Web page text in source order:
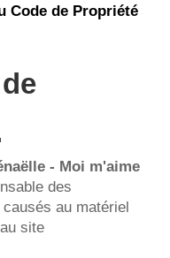
Code de Propriété
- Moi m'aime
des
au matériel